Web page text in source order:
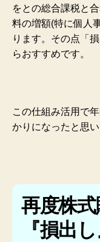
をとの総合課税と
料の増額(特に個人
ります。その点「
らおすすめです。
この仕組み活用で
かりになったと思い
再度株
『損出